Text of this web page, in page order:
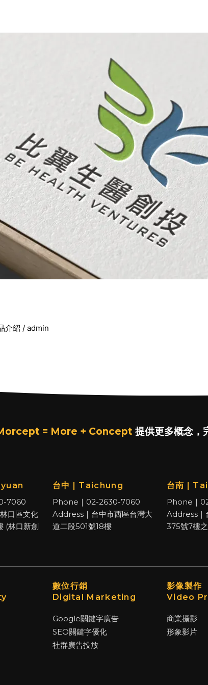
介紹 / admin
= More + Concept 提供更多概念，
7060
口區文化
(林口新創
台中 | Taichung
Phone｜02-2630-7060
Address｜台中市西區台灣大
道二段501號18樓
台南 |
Phone｜
Address｜
375號7樓之
數位行銷
Digital Marketing
Google關鍵字廣告
SEO關鍵字優化
社群廣告投放
影像製作
Video
商業攝影
形象影片